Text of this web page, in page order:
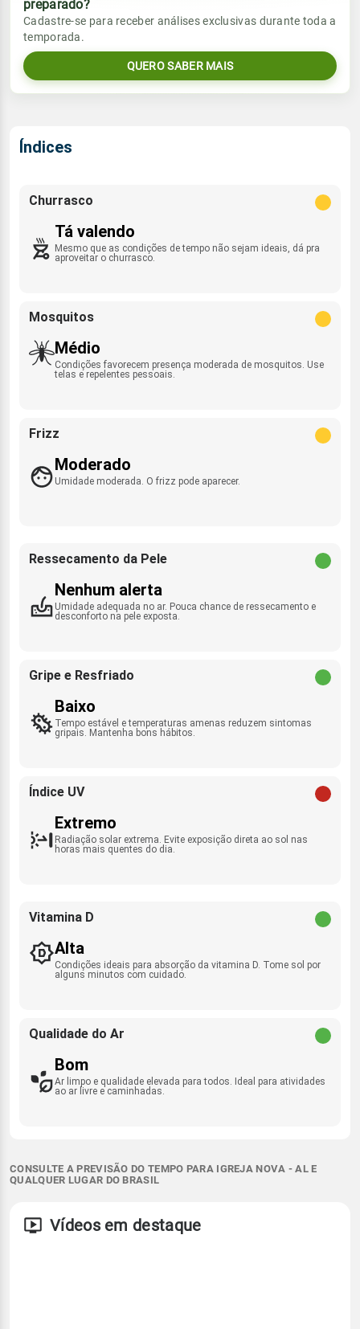
Umidade do ar
65%100%
Rajada de vento
Sol
05:40h às 17:23h
Lua
Chuva
0.0mm
Umidade do ar
Vento
SE - 10km/h
Rajada de vento
Sol
preparado?
Cadastre-se para receber análises exclusivas durante toda a
temporada.
QUERO SABER MAIS
Índices
Churrasco
Tá valendo
Mesmo que as condições de tempo não sejam ideais, dá pra
aproveitar o churrasco.
Mosquitos
Médio
Condições favorecem presença moderada de mosquitos. Use
telas e repelentes pessoais.
Frizz
Moderado
Umidade moderada. O frizz pode aparecer.
Ressecamento da Pele
Nenhum alerta
Umidade adequada no ar. Pouca chance de ressecamento e
desconforto na pele exposta.
Gripe e Resfriado
Baixo
Tempo estável e temperaturas amenas reduzem sintomas
gripais. Mantenha bons hábitos.
Índice UV
Extremo
Radiação solar extrema. Evite exposição direta ao sol nas
horas mais quentes do dia.
Vitamina D
Alta
Condições ideais para absorção da vitamina D. Tome sol por
alguns minutos com cuidado.
Qualidade do Ar
Bom
Ar limpo e qualidade elevada para todos. Ideal para atividades
ao ar livre e caminhadas.
CONSULTE A PREVISÃO DO TEMPO PARA IGREJA NOVA - AL E
QUALQUER LUGAR DO BRASIL
Vídeos em destaque